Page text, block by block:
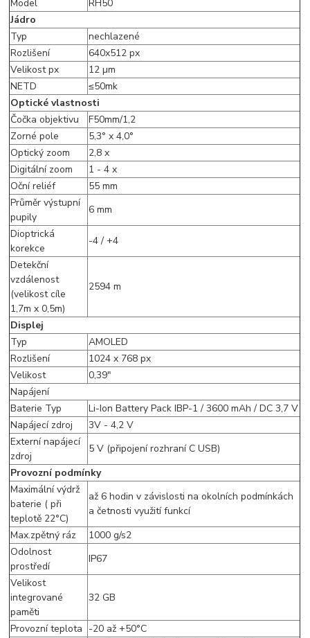
Model
RH50
Jádro
Typ
nechlazené
Rozlišení
640x512 px
Velikost px
12 µm
NETD
≤50mk
Optické vlastnosti
Čočka objektivu
F50mm/1,2
Zorné pole
5,3° x 4,0°
Optický zoom
2,8 x
Digitální zoom
1 - 4 x
Oční reliéf
55 mm
Průměr výstupní
pupily
6 mm
Dioptrická
korekce
-4 / +4
Detekční
vzdálenost
(velikost cíle
1,7m x 0,5m)
2594 m
Displej
Typ
AMOLED
Rozlišení
1024 x 768 px
Velikost
0,39"
Napájení
Baterie Typ
Li-Ion Battery Pack IBP-1 / 3600 mAh / DC 3,7 V
Napájecí zdroj
3V - 4,2 V
Externí napájecí
zdroj
5 V (připojení rozhraní C USB)
Provozní podmínky
Maximální výdrž
baterie ( při
teplotě 22°C)
až 6 hodin v závislosti na okolních podmínkách
a četnosti využití funkcí
Max.zpětný ráz
1000 g/s2
Odolnost
prostředí
IP67
Velikost
integrované
paměti
32 GB
Provozní teplota -20 až +50°C